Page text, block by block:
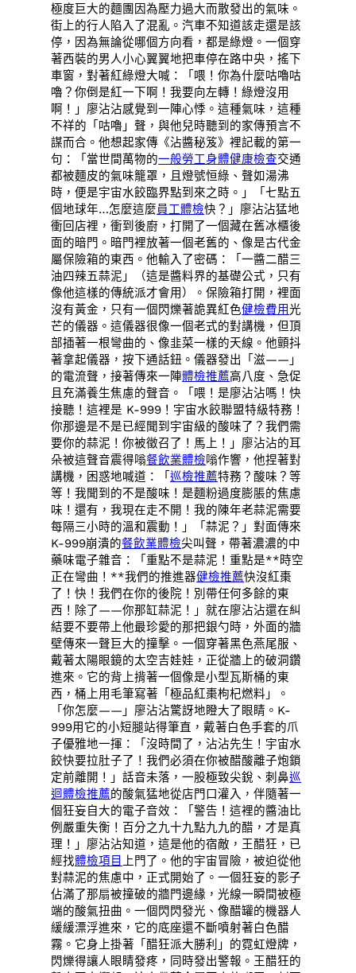
極度巨大的麵團因為壓力過大而散發出的氣味。
街上的行人陷入了混亂。汽車不知道該走還是該
停，因為無論從哪個方向看，都是綠燈。一個穿
著西裝的男人小心翼翼地把車停在路中央，搖下
車窗，對著紅綠燈大喊：「喂！你為什麼咕嚕咕
嚕？你倒是紅一下啊！我要向左轉！綠燈沒用
啊！」廖沾沾感覺到一陣心悸。這種氣味，這種
不祥的「咕嚕」聲，與他兒時聽到的家傳預言不
謀而合。他想起家傳《沾醬秘笈》裡記載的第一
句：「當世間萬物的一般勞工身體健康檢查交通
都被麵皮的氣味籠罩，且燈號恒綠、聲如湯沸
時，便是宇宙水餃臨界點到來之時。」「七點五
個地球年…怎麼這麼員工體檢快？」廖沾沾猛地
衝回店裡，衝到後廚，打開了一個藏在舊冰櫃後
面的暗門。暗門裡放著一個老舊的、像是古代金
屬保險箱的東西。他輸入了密碼：「一醬二醋三
油四辣五蒜泥」（這是醬料界的基礎公式，只有
像他這樣的傳統派才會用）。保險箱打開，裡面
沒有黃金，只有一個閃爍著詭異紅色健檢費用光
芒的儀器。這儀器很像一個老式的對講機，但頂
部插著一根彎曲的、像韭菜一樣的天線。他顫抖
著拿起儀器，按下通話鈕。儀器發出「滋——」
的電流聲，接著傳來一陣體檢推薦高八度、急促
且充滿養生焦慮的聲音。「喂！是廖沾沾嗎！快
接聽！這裡是 K-999！宇宙水餃聯盟特級特務！
你那邊是不是已經聞到宇宙級的酸味了？我們需
要你的蒜泥！你被徵召了！馬上！」廖沾沾的耳
朵被這聲音震得嗡餐飲業體檢嗡作響，他捏著對
講機，困惑地喊道：「巡檢推薦特務？酸味？等
等！我聞到的不是酸味！是麵粉過度膨脹的焦慮
味！還有，我現在走不開！我的陳年老蒜泥需要
每隔三小時的溫和震動！」「蒜泥？」對面傳來
K-999崩潰的餐飲業體檢尖叫聲，帶著濃濃的中
藥味電子雜音：「重點不是蒜泥！重點是**時空
正在彎曲！**我們的推進器健檢推薦快沒紅棗
了！快！我們在你的後院！別帶任何多餘的東
西！除了——你那缸蒜泥！」就在廖沾沾還在糾
結要不要帶上他最珍愛的那把銀勺時，外面的牆
壁傳來一聲巨大的撞擊。一個穿著黑色燕尾服、
戴著太陽眼鏡的太空吉娃娃，正從牆上的破洞鑽
進來。它的背上揹著一個像是小型瓦斯桶的東
西，桶上用毛筆寫著「極品紅棗枸杞燃料」。
「你怎麼——」廖沾沾驚訝地瞪大了眼睛。K-
999用它的小短腿站得筆直，戴著白色手套的爪
子優雅地一揮：「沒時間了，沾沾先生！宇宙水
餃快要拉肚子了！我們必須在你被醋酸離子炮鎖
定前離開！」話音未落，一股極致尖銳、刺鼻巡
迴體檢推薦的酸氣猛地從店門口灌入，伴隨著一
個狂妄自大的電子音效：「警告！這裡的醬油比
例嚴重失衡！百分之九十九點九九的醋，才是真
理！」廖沾沾知道，這是他的宿敵，王醋狂，已
經找體檢項目
上門了。他的宇宙冒險，被迫從他
對蒜泥的焦慮中，正式開始了。一個狂妄的影子
佔滿了那扇被撞破的牆門邊緣，光線一瞬間被極
端的酸氣扭曲。一個閃閃發光、像醋罐的機器人
緩緩漂浮進來，它的底座還不斷噴射著白色醋
霧。它身上掛著「醋狂派大勝利」的霓虹燈牌，
閃爍得讓人眼睛發疼，同時發出警報。王醋狂的